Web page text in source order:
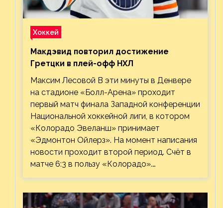
Хоккей
Макдэвид повторил достижение
Гретцки в плей-офф НХЛ
Максим Лесовой В эти минуты в Денвере
на стадионе «Болл-Арена» проходит
первый матч финала Западной конференции
Национальной хоккейной лиги, в котором
«Колорадо Эвеланш» принимает
«Эдмонтон Ойлерз». На момент написания
новости проходит второй период. Счёт в
матче 6:3 в пользу «Колорадо».…